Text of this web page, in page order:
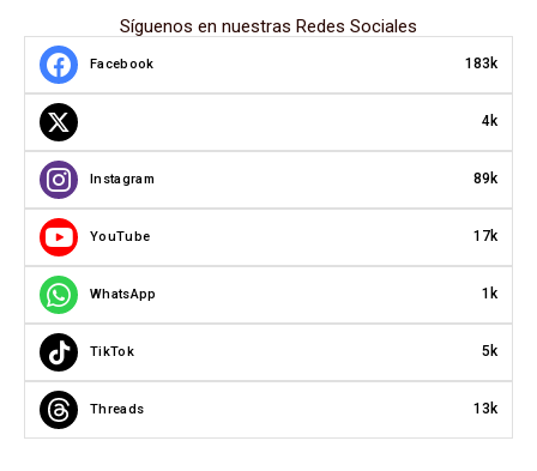
Síguenos en nuestras Redes Sociales
Facebook 183k
4k
Instagram 89k
YouTube 17k
WhatsApp 1k
TikTok 5k
Threads 13k